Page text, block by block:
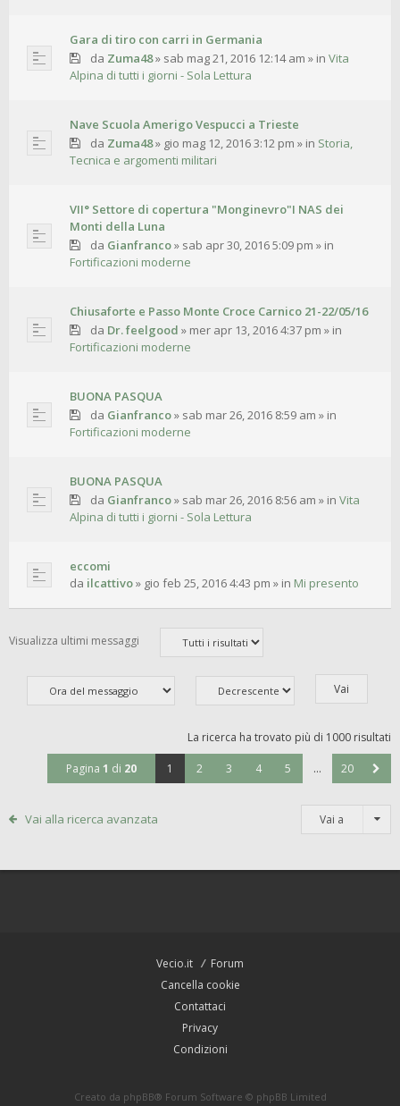
Gara di tiro con carri in Germania
da Zuma48» sab mag 21, 2016 12:14 am » in Vita
Alpina di tutti i giorni - Sola Lettura
Nave Scuola Amerigo Vespucci a Trieste
da Zuma48» gio mag 12, 2016 3:12 pm » in Storia,
Tecnica e argomenti militari
VII° Settore di copertura "Monginevro"I NAS dei
Monti della Luna
da Gianfranco» sab apr 30, 2016 5:09 pm » in
Fortificazioni moderne
Chiusaforte e Passo Monte Croce Carnico 21-22/05/16
da Dr. feelgood » mer apr 13, 2016 4:37 pm » in
Fortificazioni moderne
BUONA PASQUA
da Gianfranco» sab mar 26, 2016 8:59 am » in
Fortificazioni moderne
BUONA PASQUA
da Gianfranco» sab mar 26, 2016 8:56 am » in Vita
Alpina di tutti i giorni - Sola Lettura
eccomi
da ilcattivo» gio feb 25, 2016 4:43 pm » in Mi presento
Visualizza ultimi messaggi
La ricerca ha trovato più di 1000 risultati
Pagina 1 di 20 1 2 3 4 5 … 20
Vai alla ricerca avanzata Vai a
Vecio.it
Forum
Cancella cookie
Contattaci
Privacy
Condizioni
Creato da phpBB® Forum Software © phpBB Limited